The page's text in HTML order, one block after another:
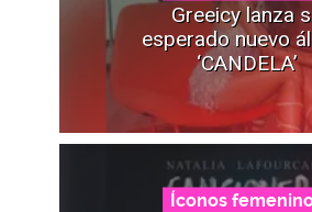
Greeicy lanza
esperado nuevo
‘CANDELA’
Íconos